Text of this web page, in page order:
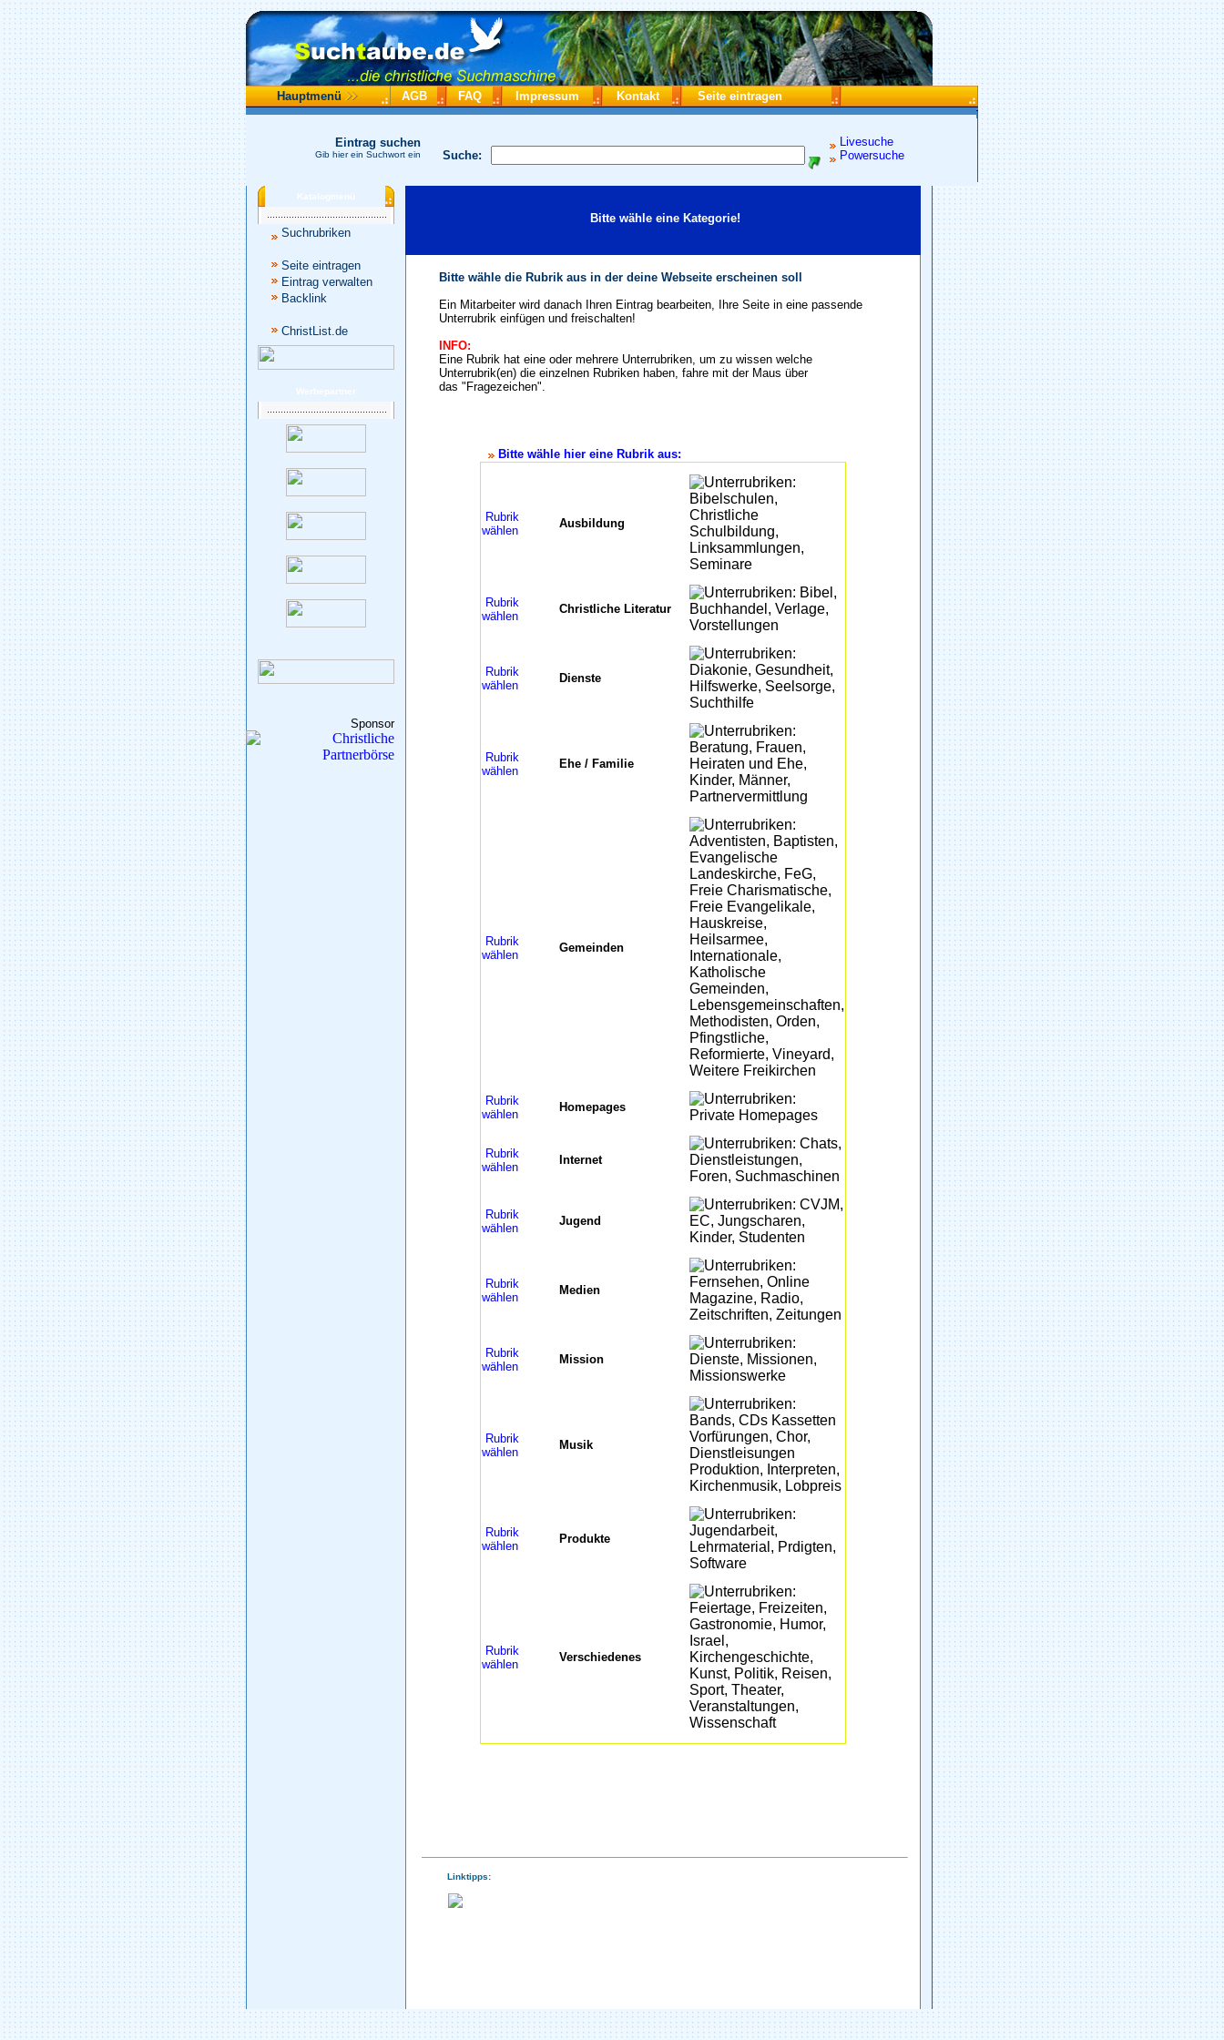
Hauptmenü AGB FAQ Impressum Kontakt Seite eintragen
Suche:
Livesuche
Powersuche
Eintrag suchen
Gib hier ein Suchwort ein
Katalogmenü
Suchrubriken
Seite eintragen
Eintrag verwalten
Backlink
ChristList.de
Werbepartner
Sponsor
Bitte wähle eine Kategorie!
Bitte wähle die Rubrik aus in der deine Webseite erscheinen soll
Ein Mitarbeiter wird danach Ihren Eintrag bearbeiten, Ihre Seite in eine passende
Unterrubrik einfügen und freischalten!
INFO:
Eine Rubrik hat eine oder mehrere Unterrubriken, um zu wissen welche
Unterrubrik(en) die einzelnen Rubriken haben, fahre mit der Maus über
das "Fragezeichen".
Bitte wähle hier eine Rubrik aus:
Rubrik
wählen
Ausbildung
Rubrik
wählen
Christliche Literatur
Rubrik
wählen
Dienste
Rubrik
wählen
Ehe / Familie
Rubrik
wählen
Gemeinden
Rubrik
wählen
Homepages
Rubrik
wählen
Internet
Rubrik
wählen
Jugend
Rubrik
wählen
Medien
Rubrik
wählen
Mission
Rubrik
wählen
Musik
Rubrik
wählen
Produkte
Rubrik
wählen
Verschiedenes
Linktipps: